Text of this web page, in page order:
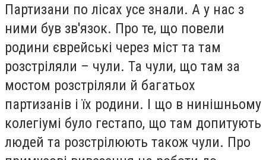
Партизани по лісах усе знали. А у нас з
ними був зв'язок. Про те, що повели
родини єврейські через міст та там
розстріляли – чули. Та чули, що там за
мостом розстріляли й багатьох
партизанів і їх родини. І що в нинішньому
колегіумі було гестапо, що там допитують
людей та розстрілюють також чули. Про